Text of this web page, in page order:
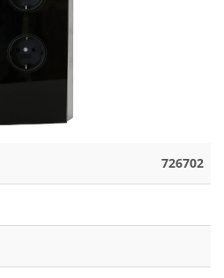
726702